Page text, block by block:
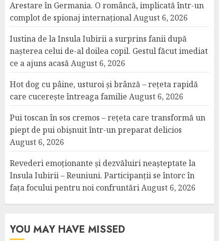
Arestare în Germania. O româncă, implicată într-un
complot de spionaj internaționalAugust 6, 2026
Iustina de la Insula Iubirii a surprins fanii după
nașterea celui de-al doilea copil. Gestul făcut imediat
ce a ajuns acasăAugust 6, 2026
Hot dog cu pâine, usturoi și brânză – rețeta rapidă
care cucerește întreaga familie August 6, 2026
Pui toscan în sos cremos – rețeta care transformă un
piept de pui obișnuit într-un preparat delicios
August 6, 2026
Revederi emoționante și dezvăluiri neașteptate la
Insula Iubirii – Reuniuni. Participanții se întorc în
fața focului pentru noi confruntăriAugust 6, 2026
YOU MAY HAVE MISSED